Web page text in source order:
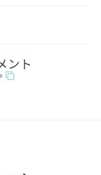
ント